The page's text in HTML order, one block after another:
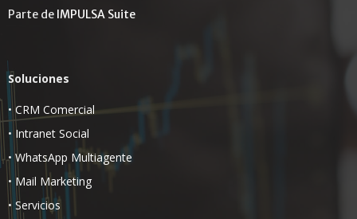
Parte de IMPULSA Suite
Soluciones
•CRM Comercial
• Intranet Social
• WhatsApp Multiagente
• Mail Marketing
• Servicios